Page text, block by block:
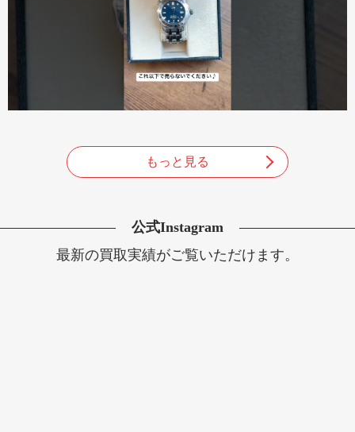
もっと見る
公式Instagram
最新の買取実績がご覧いただけます。